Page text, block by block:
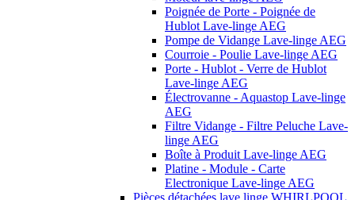
Poignée de Porte - Poignée de
Hublot Lave-linge AEG
Pompe de Vidange Lave-linge AEG
Courroie - Poulie Lave-linge AEG
Porte - Hublot - Verre de Hublot
Lave-linge AEG
Électrovanne - Aquastop Lave-linge
AEG
Filtre Vidange - Filtre Peluche Lave-
linge AEG
Boîte à Produit Lave-linge AEG
Platine - Module - Carte
Electronique Lave-linge AEG
Pièces détachées lave linge WHIRLPOOL